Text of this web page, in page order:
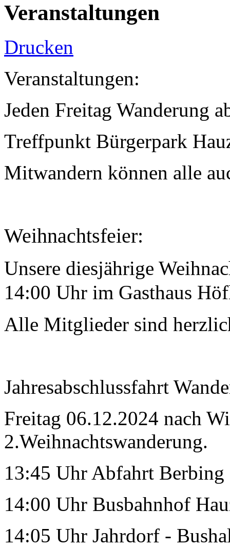
Veranstaltungen
Drucken
Veranstaltungen:
Jeden Freitag Wanderung
Treffpunkt Bürgerpark
Mitwandern können alle
Weihnachtsfeier:
Unsere diesjährige
14:00 Uhr im Gasthaus
Alle Mitglieder sind
Jahresabschlussfahrt
Freitag 06.12.2024 nach
2.Weihnachtswanderung.
13:45 Uhr Abfahrt Berbing
14:00 Uhr Busbahnhof
14:05 Uhr Jahrdorf -